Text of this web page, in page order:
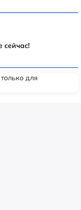
сейчас!
для